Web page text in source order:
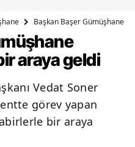
Bingöl
Bitlis
Bolu
Burdur
Başkan Başer Gümüşhane
araya geldi
Vedat Soner
görev yapan
bir araya